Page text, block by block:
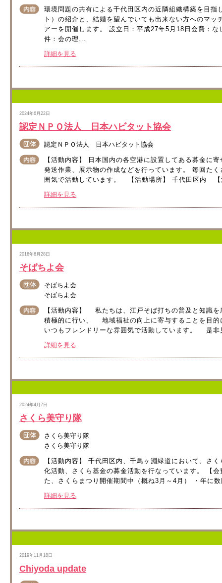
環境問題の共有による千代田区内の近隣組織構築を目
ト）の紹介と、結婚を望んでいても出来ない方へのマ
アーを開催します。 設立日：平成27年5月18日会費：
件：会の理...
詳細を見る
2024年6月22日
認定ＮＰＯ法人 日本ハビタット協会
認定ＮＰＯ法人 日本ハビタット協会
【活動内容】 日本国内の各空港に設置してある募金に
発送作業、展示物の作成などを行っています。 毎回た
囲気で活動しています。 【活動場所】 千代田区内
詳細を見る
2016年6月28日
そばちよ会
そばちよ会
そばちよ会
【活動内容】 私たちは、江戸そば打ちの普及と知識
積極的に行い、 地域福祉の向上に寄与することを目
いつもフレンドリーな雰囲気で活動しています。
詳細を見る
2024年4月7日
さくら美守り隊
さくら美守り隊
さくら美守り隊
【活動内容】 千代田区内、千鳥ヶ淵緑道において、さ
化活動、さくら基金の募金活動を行なっています。 【
た、さくらまつり開催期間中（概ね3月～4月） ・年に
詳細を見る
2019年11月18日
Chiyoda update